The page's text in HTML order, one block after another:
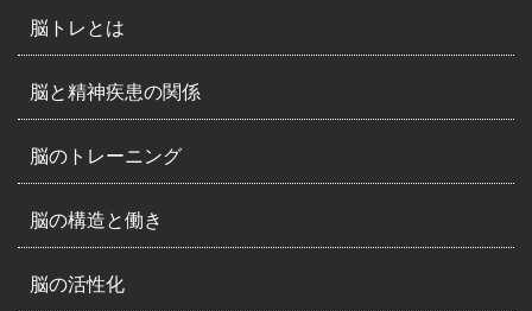
脳トレとは
脳と精神疾患の関係
脳のトレーニング
脳の構造と働き
脳の活性化